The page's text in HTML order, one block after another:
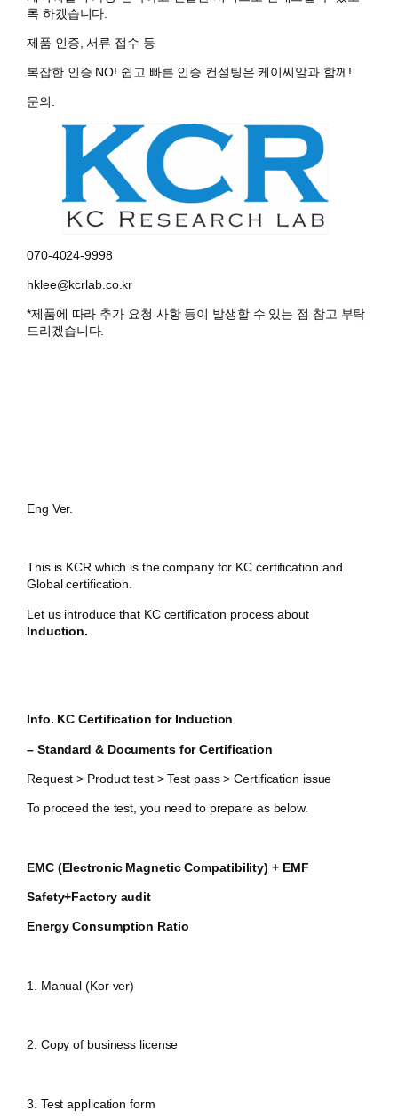
록 하겠습니다.
제품 인증, 서류 접수 등
복잡한 인증 NO! 쉽고 빠른 인증 컨설팅은 케이씨알과 함께!
문의:
070-4024-9998
hklee@kcrlab.co.kr
*제품에 따라 추가 요청 사항 등이 발생할 수 있는 점 참고 부탁
드리겠습니다.
Eng Ver.
This is KCR which is the company for KC certification and
Global certification.
Let us introduce that KC certification process about
Induction.
Info. KC Certification for Induction
– Standard & Documents for Certification
Request > Product test > Test pass > Certification issue
To proceed the test, you need to prepare as below.
EMC (Electronic Magnetic Compatibility) + EMF
Safety+Factory audit
Energy Consumption Ratio
1. Manual (Kor ver)
2. Copy of business license
3. Test application form